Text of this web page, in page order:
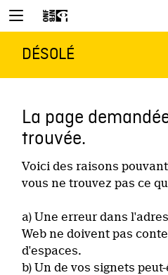
DÉSOLÉ
La page
trouvée.
Voici des raisons
vous ne trouvez pas ce
a) Une erreur dans
Web ne doivent pas
d'espaces.
b) Un de vos signets